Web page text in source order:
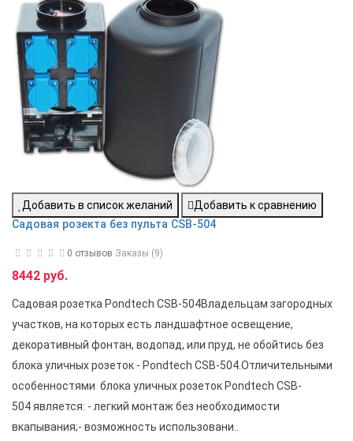
Добавить в список желаний
Добавить к сравнению
Садовая розекта без пульта CSB-504
0 отзывов Заказы (9)
8442 руб.
Садовая розетка Pondtech CSB-504Владельцам загородных
участков, на которых есть ландшафтное освещение,
декоративный фонтан, водопад, или пруд, не обойтись без
блока уличных розеток - Pondtech CSB-504.Отличительными
особенностями блока уличных розеток Pondtech CSB-
504 является: - легкий монтаж без необходимости
вкапывания;- возможность использовани..